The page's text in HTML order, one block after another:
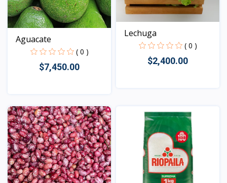
Aguacate
( 0 )
$7,450.00
Vista
Lechuga
( 0 )
$2,400.00